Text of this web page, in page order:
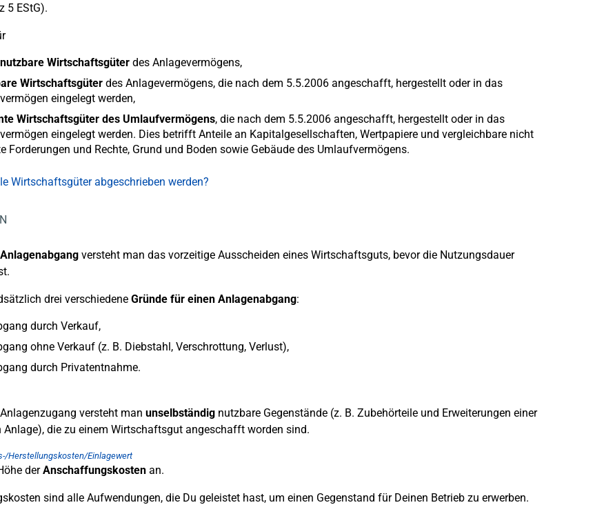
5 EStG).
Wirtschaftsgüterdes Anlagevermögens,
Wirtschaftsgüterdes Anlagevermögens, die nach dem 5.5.2006 angeschafft, hergestellt oder in das
eingelegt werden,
Wirtschaftsgüter des Umlaufvermögens, die nach dem 5.5.2006 angeschafft, hergestellt oder in das
eingelegt werden. Dies betrifft Anteile an Kapitalgesellschaften, Wertpapiere und vergleichbare nicht
Forderungen und Rechte, Grund und Boden sowie Gebäude des Umlaufvermögens.
Wirtschaftsgüter abgeschrieben werden?
Anlagenabgangversteht man das vorzeitige Ausscheiden eines Wirtschaftsguts, bevor die Nutzungsdauer
drei verschiedene Gründe für einen Anlagenabgang:
durch Verkauf,
ohne Verkauf (z. B. Diebstahl, Verschrottung, Verlust),
durch Privatentnahme.
versteht man unselbständignutzbare Gegenstände (z. B. Zubehörteile und Erweiterungen einer
Anlage), die zu einem Wirtschaftsgut angeschafft worden sind.
Herstellungskosten/Einlagewert
derAnschaffungskostenan.
sind alle Aufwendungen, die Du geleistet hast, um einen Gegenstand für Deinen Betrieb zu erwerben.